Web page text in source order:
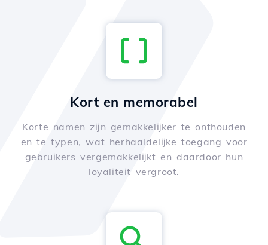
Kort en memorabel
Korte namen zijn gemakkelijker te onthouden
en te typen, wat herhaaldelijke toegang voor
gebruikers vergemakkelijkt en daardoor hun
loyaliteit vergroot.